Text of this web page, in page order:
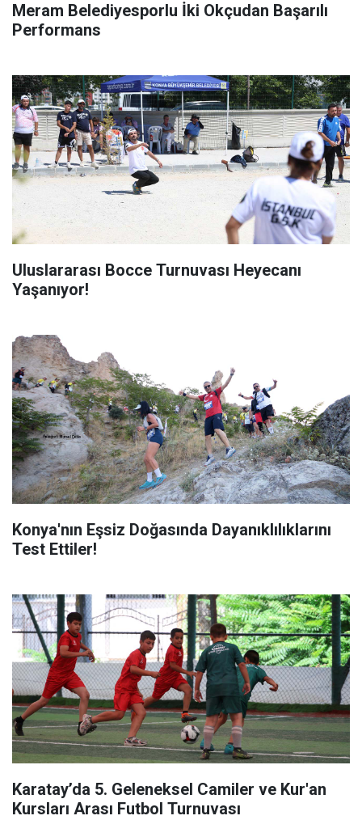
Meram Belediyesporlu İki Okçudan Başarılı
Performans
Uluslararası Bocce Turnuvası Heyecanı
Yaşanıyor!
Konya'nın Eşsiz Doğasında Dayanıklılıklarını
Test Ettiler!
Karatay’da 5. Geleneksel Camiler ve Kur'an
Kursları Arası Futbol Turnuvası